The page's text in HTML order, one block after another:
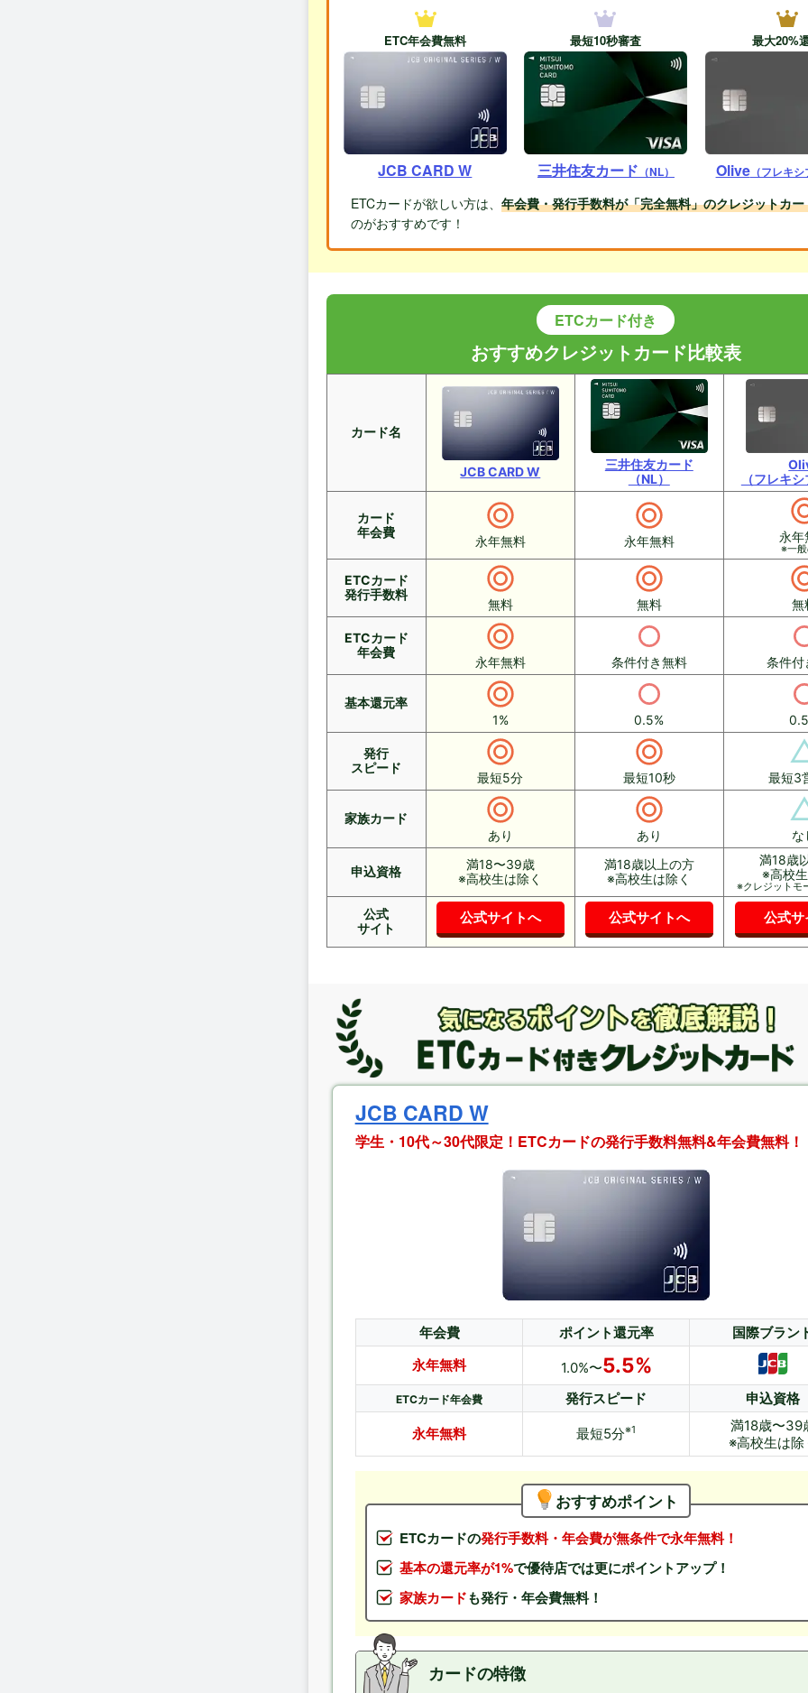
ETC年会費無料
JCB CARD W
最短10秒審査
三井住友カード （NL）
最大20%
Olive（フレキシ
ETCカードが欲しい方は、年会費・発行手数料が「完全無料」のクレジットカー
のがおすすめです！
ETCカード付き
おすすめクレジットカード比較表
カード名
JCB CARD W
三井住友カード
（NL）
（フレキ
カード
年会費
永年無料 永年無料 永年
※一
ETCカード
発行手数料
無料 無料 無
ETCカード
年会費
永年無料 条件付き無料 条件付
基本還元率
1%
0.5%
発行
スピード
最短5分 最短10秒 最短3
家族カード
あり
あり な
申込資格
満18〜39歳
※高校生は除く
満18歳以上の方
※高校生は除く
満18歳
※高校
※クレジットモ
公式
サイト
公式サイトへ 公式サイトへ 公式サ
JCB CARD W
学生・10代～30代限定！ETCカードの発行手数料無料&年会費無料！
年会費 ポイント還元率
国際ブラン
永年無料
1.0%〜5.5%
ETCカード年会費 発行スピード 申込資格
永年無料 最短5分※1
満18歳〜39
※高校生は除
おすすめポイント
ETCカードの発行手数料・年会費が無条件で永年無料！
基本の還元率が1%で優待店では更にポイントアップ！
家族カードも発行・年会費無料！
カードの特徴